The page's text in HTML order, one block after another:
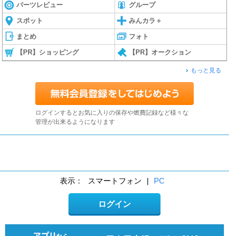
パーツレビュー グループ
スポット みんカラ＋
まとめ フォト
【PR】ショッピング 【PR】オークション
もっと見る
ログインするとお気に入りの保存や燃費記録など様々な
管理が出来るようになります
表示： スマートフォン | PC
ログイン